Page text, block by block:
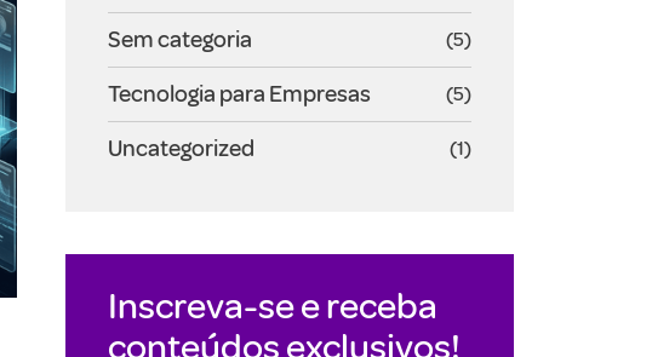
Sem categoria (5)
Tecnologia para Empresas (5)
Uncategorized (1)
Inscreva-se e receba
conteúdos exclusivos!